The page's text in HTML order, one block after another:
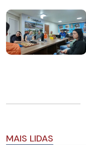
MAIS LIDAS